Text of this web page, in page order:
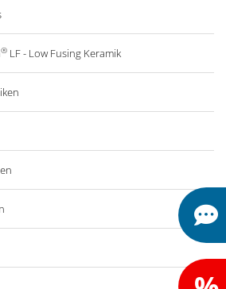
® LF - Low Fusing Keramik